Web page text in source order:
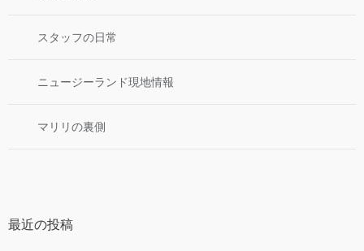
スタッフの日常
ニュージーランド現地情報
マリリの裏側
最近の投稿